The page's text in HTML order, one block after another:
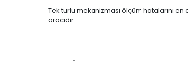
Tek turlu mekanizması ölçüm hatalarını
aracıdır.